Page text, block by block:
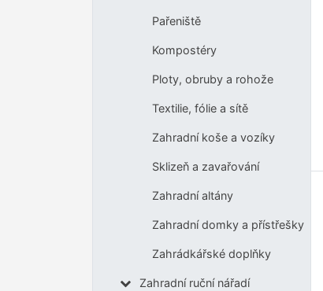
Pařeniště
Kompostéry
Ploty, obruby a rohože
Textilie, fólie a sítě
Zahradní koše a vozíky
Sklizeň a zavařování
Zahradní altány
Zahradní domky a přístřešky
Zahrádkářské doplňky
Zahradní ruční nářadí